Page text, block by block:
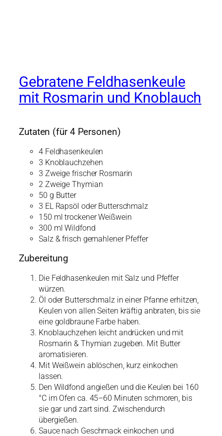
Gebratene Feldhasenkeule
mit Rosmarin und Knoblauch
Zutaten (für 4 Personen)
4 Feldhasenkeulen
3 Knoblauchzehen
3 Zweige frischer Rosmarin
2 Zweige Thymian
50 g Butter
3 EL Rapsöl oder Butterschmalz
150 ml trockener Weißwein
300 ml Wildfond
Salz & frisch gemahlener Pfeffer
Zubereitung
Die Feldhasenkeulen mit Salz und Pfeffer
würzen.
Öl oder Butterschmalz in einer Pfanne erhitzen,
Keulen von allen Seiten kräftig anbraten, bis sie
eine goldbraune Farbe haben.
Knoblauchzehen leicht andrücken und mit
Rosmarin & Thymian zugeben. Mit Butter
aromatisieren.
Mit Weißwein ablöschen, kurz einkochen
lassen.
Den Wildfond angießen und die Keulen bei 160
°C im Ofen ca. 45–60 Minuten schmoren, bis
sie gar und zart sind. Zwischendurch
übergießen.
Sauce nach Geschmack einkochen und